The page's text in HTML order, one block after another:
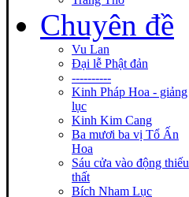
Chuyên đề
Vu Lan
Đại lễ Phật đản
----------
Kinh Pháp Hoa - giảng
lục
Kinh Kim Cang
Ba mươi ba vị Tổ Ấn
Hoa
Sáu cửa vào động thiếu
thất
Bích Nham Lục